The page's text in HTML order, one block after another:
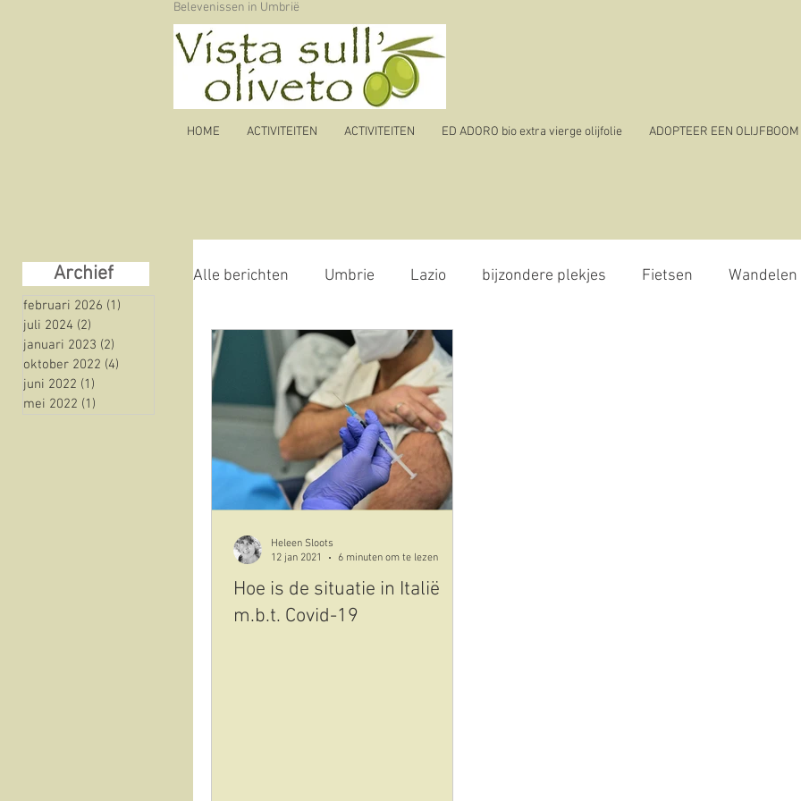
Belevenissen in Umbrië
HOME ACTIVITEITEN ACTIVITEITEN ED ADORO bio extra vierge olijfolie ADOPTEER EEN OLIJFBOOM
Archief
februari 2026 (1)
juli 2024 (2)
januari 2023 (2)
oktober 2022 (4)
juni 2022 (1)
mei 2022 (1)
Alle berichten Umbrie Lazio bijzondere plekjes Fietsen Wandelen
Autoroute olijfolie olijvenpluk
natuur historie cultuur
Vista sull'oliveto Covid-19-corona
Hoe is de situatie in Italië
m.b.t. Covid-19
Heleen Sloots
12 jan 2021
6 minuten om te lezen